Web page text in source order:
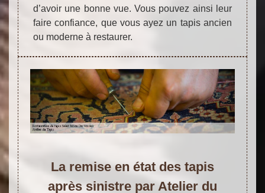
d’avoir une bonne vue. Vous pouvez ainsi leur
faire confiance, que vous ayez un tapis ancien
ou moderne à restaurer.
La remise en état des tapis
après sinistre par Atelier du